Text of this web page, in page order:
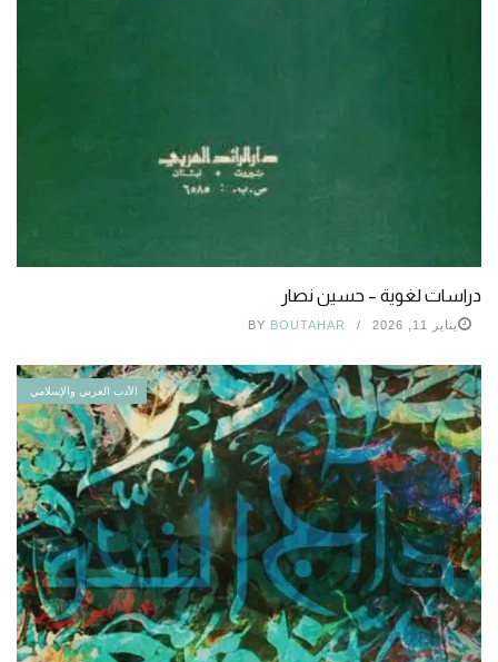
دراسات لغوية – حسين نصار
يناير 11, 2026 BY BOUTAHAR
الأدب العربي والإسلامي